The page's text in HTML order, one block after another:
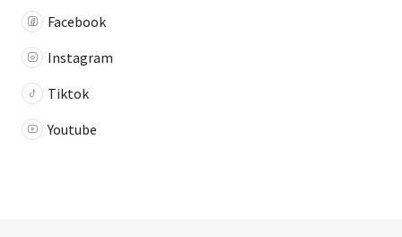
Facebook
Instagram
Tiktok
Youtube